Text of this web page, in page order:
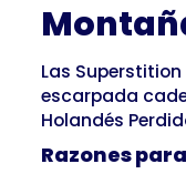
Las
escarpada
Holandés
Razones